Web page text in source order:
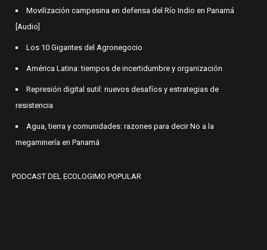
Movilización campesina en defensa del Río Indio en Panamá
[Audio]
Los 10 Gigantes del Agronegocio
América Latina: tiempos de incertidumbre y organización
Represión digital sutil: nuevos desafíos y estrategias de
resistencia
Agua, tierra y comunidades: razones para decir No a la
megaminería en Panamá
PODCAST DEL ECOLOGIMO POPULAR